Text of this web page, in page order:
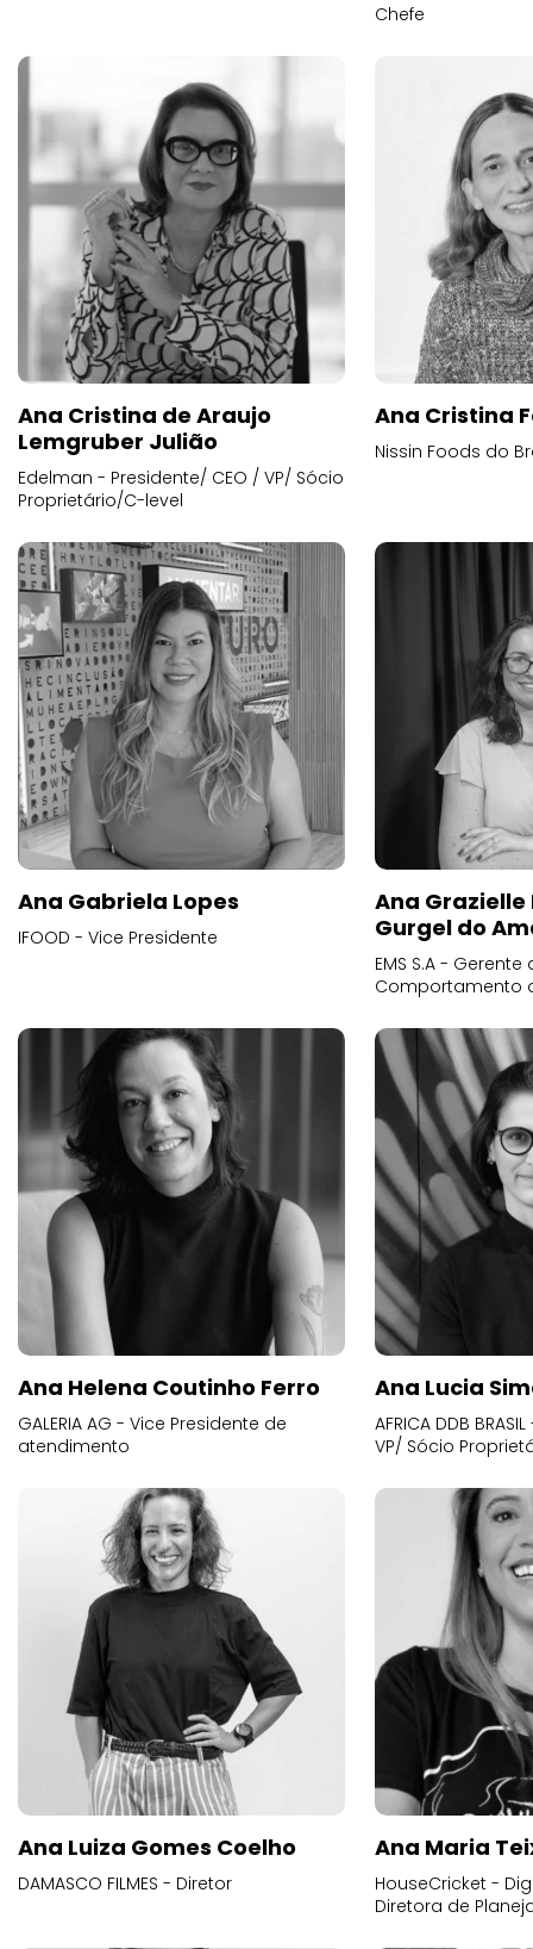
Chefe
Ana Cristina de Araujo
Lemgruber Julião
Edelman - Presidente/ CEO / VP/ Sócio
Proprietário/C-level
Ana Cristina
Nissin Foods do
Ana Gabriela Lopes
IFOOD - Vice Presidente
Ana
Gurgel do
EMS S.A -
Comportamento
Ana Helena Coutinho Ferro
GALERIA AG - Vice Presidente de
atendimento
Ana Lucia
AFRICA DDB
VP/ Sócio
Ana Luiza Gomes Coelho
DAMASCO FILMES - Diretor
Ana Maria
HouseCricket -
Diretora de